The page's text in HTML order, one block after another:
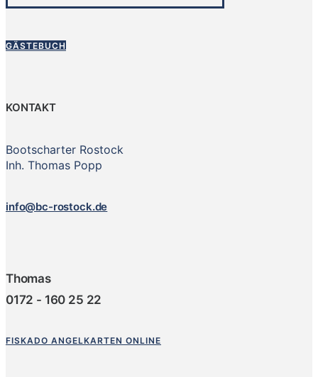
GÄSTEBUCH
KONTAKT
Bootscharter Rostock
Inh. Thomas Popp
info@bc-rostock.de
Thomas
0172 - 160 25 22
FISKADO ANGELKARTEN ONLINE